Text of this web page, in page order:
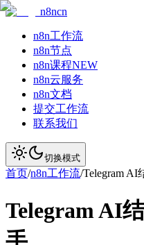
n8ncn
n8n工作流
n8n节点
n8n课程NEW
n8n云服务
n8n文档
提交工作流
联系我们
切换模式
首页/n8n工作流/Telegram
Telegram AI